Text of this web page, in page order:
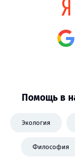
Помощь в
Экология
Философия